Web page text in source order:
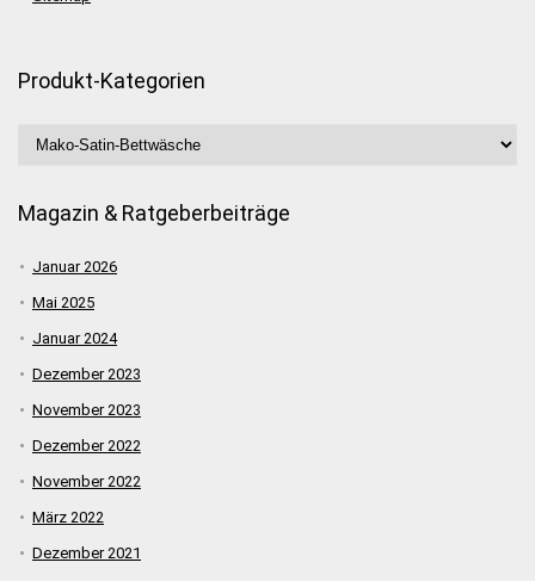
Produkt-Kategorien
Magazin & Ratgeberbeiträge
Januar 2026
Mai 2025
Januar 2024
Dezember 2023
November 2023
Dezember 2022
November 2022
März 2022
Dezember 2021